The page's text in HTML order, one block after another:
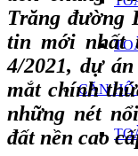
CĂN HỘ
Trăng đường
tin mới nhất
4/2021, dự
mắt chính
những nét
đất nền cao